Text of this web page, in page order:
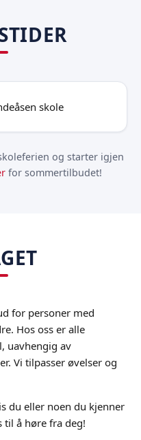
skole
og starter igjen
for sommertilbudet!
for personer med
Hos oss er alle
uavhengig av
Vi tilpasser øvelser og
du eller noen du kjenner
å høre fra deg!